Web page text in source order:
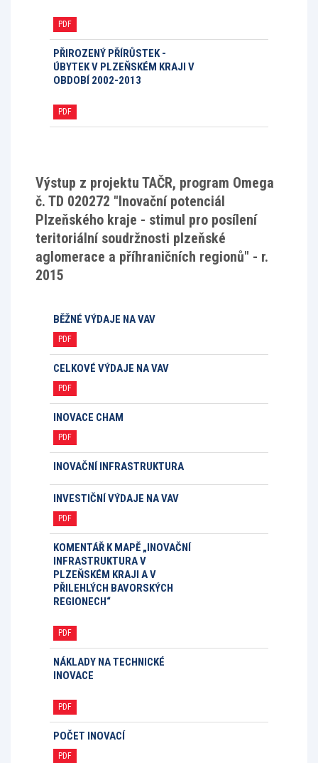
PDF
PŘIROZENÝ PŘÍRŮSTEK -
ÚBYTEK V PLZEŇSKÉM KRAJI V
OBDOBÍ 2002-2013
PDF
Výstup z projektu TAČR, program Omega
č. TD 020272 "Inovační potenciál
Plzeňského kraje - stimul pro posílení
teritoriální soudržnosti plzeňské
aglomerace a příhraničních regionů" - r.
2015
BĚŽNÉ VÝDAJE NA VAV
PDF
CELKOVÉ VÝDAJE NA VAV
PDF
INOVACE CHAM
PDF
INOVAČNÍ INFRASTRUKTURA
INVESTIČNÍ VÝDAJE NA VAV
PDF
KOMENTÁŘ K MAPĚ „INOVAČNÍ
INFRASTRUKTURA V
PLZEŇSKÉM KRAJI A V
PŘILEHLÝCH BAVORSKÝCH
REGIONECH“
PDF
NÁKLADY NA TECHNICKÉ
INOVACE
PDF
POČET INOVACÍ
PDF